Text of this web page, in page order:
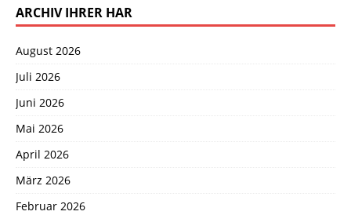
ARCHIV IHRER HAR
August 2026
Juli 2026
Juni 2026
Mai 2026
April 2026
März 2026
Februar 2026